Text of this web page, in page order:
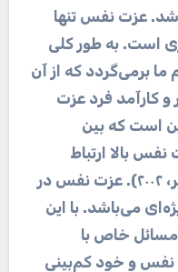
عزت نفس تنها
است. به طور کلی
برمی‌گردد که از آن
کارآمد فرد عزت
است که بین
بالا ارتباط
متقابلی وجود دارد (کانا و جونیر، ۲۰۰۲). عزت نفس در
می‌باشد. با این
مسائل خاص با
و خود کم‌بینی